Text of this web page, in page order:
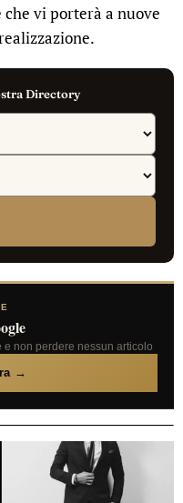
vi porterà a nuove
Directory
non perdere nessun articolo
→